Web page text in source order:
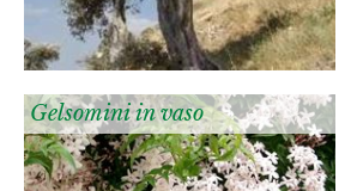
Gelsomini in vaso